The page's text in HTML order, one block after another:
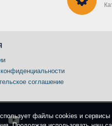
соглашение
файлы cookies и